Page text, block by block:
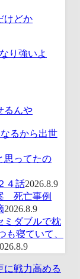
り強いよ
るんや
るから出世
思ってたの
４話2026.8.9
死亡事例
2026.8.9
ミダブルで枕
も寝ていて、